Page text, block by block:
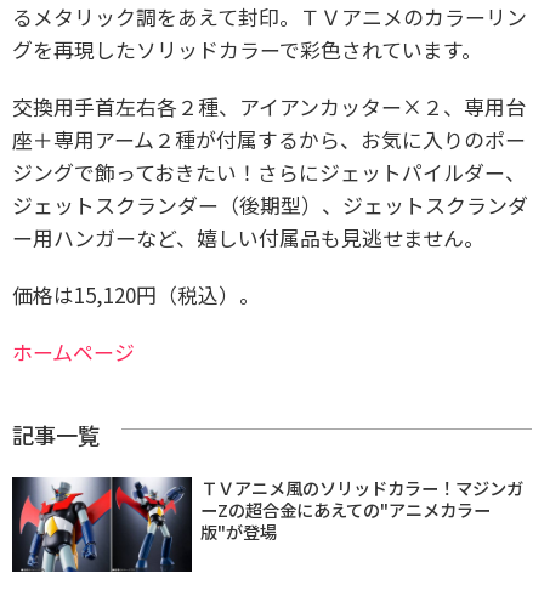
るメタリック調をあえて封印。ＴＶアニメのカラーリン
グを再現したソリッドカラーで彩色されています。
交換用手首左右各２種、アイアンカッター×２、専用台
座＋専用アーム２種が付属するから、お気に入りのポー
ジングで飾っておきたい！さらにジェットパイルダー、
ジェットスクランダー（後期型）、ジェットスクランダ
ー用ハンガーなど、嬉しい付属品も見逃せません。
価格は15,120円（税込）。
ホームページ
記事一覧
ＴＶアニメ風のソリッドカラー！マジンガ
ーZの超合金にあえての"アニメカラー
版"が登場